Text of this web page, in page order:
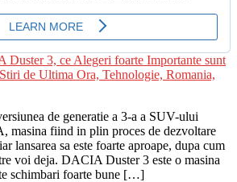
Duster 3, ce Alegeri foarte Importante sunt
de Ultima Ora, Tehnologie, Romania,
de generatie a 3-a a SUV-ului
masina fiind in plin proces de dezvoltare
lansarea sa este foarte aproape, dupa cum
voi deja. DACIA Duster 3 este o masina
schimbari foarte bune […]